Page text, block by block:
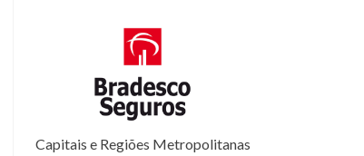
Capitais e Regiões Metropolitanas